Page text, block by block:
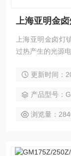
上海亚明金
上海亚明金卤灯
过热产生的光源
更新时间：
产品型号：
浏览量：